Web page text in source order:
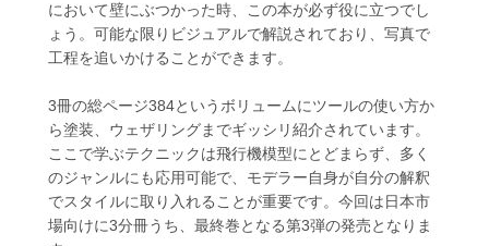
において壁にぶつかった時、この本が必ず役に立つでし
ょう。可能な限りビジュアルで解説されており、写真で
工程を追いかけることができます。
3冊の総ページ384というボリュームにツールの使い方か
ら塗装、ウェザリングまでギッシリ紹介されています。
ここで学ぶテクニックは飛行機模型にとどまらず、多く
のジャンルにも応用可能で、モデラー自身が自分の解釈
でスタイルに取り入れることが重要です。今回は日本市
場向けに3分冊うち、最終巻となる第3弾の発売となりま